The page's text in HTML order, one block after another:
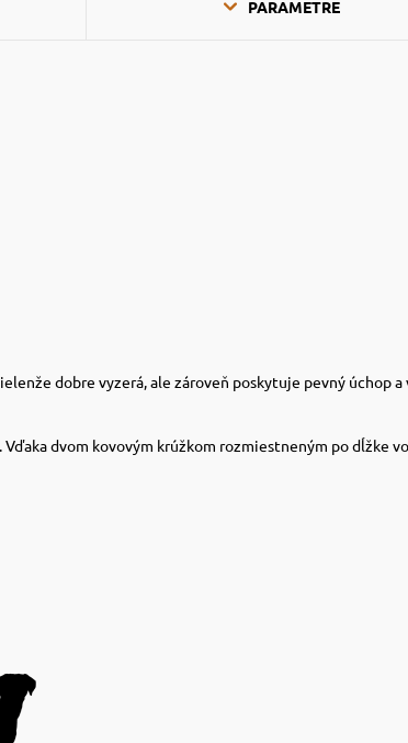
PARAMETRE
dobre vyzerá, ale zároveň poskytuje pevný úchop
dvom kovovým krúžkom rozmiestneným po dĺžke